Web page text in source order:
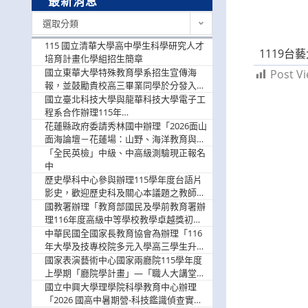
1119台
Post
選取分類
115 國立清華大學高中學生科學研究人才
培育計畫化學組招生簡章
國立東華大學特殊教育學系招生宣傳海
報，並鼓勵貴校高三畢業同學於分發入學
階段踴躍選填。
國立臺北科技大學與龍華科技大學電子工
程系合作辦理115年
「115.08.10~08.12「AI賦能應用於智慧半
導體研習營」，歡迎學生踴躍報名參加
花蓮縣政府委請秀林國中辦理「2026面山
面海論壇－花蓮場：山野、海洋教育與戶
外安全實務課程」，歡迎踴躍報名參加
「全民英檢」中級、中高級測驗現正報名
中
歷史學科中心參與辦理115學年度台語片
影史，歡迎歷史科及關心本議題之教師踴
躍報名參加
國教署辦理「教育部國民及學前教育署辦
理116年度高級中等學校教學卓越獎初選
實施計畫」，鼓勵教師踴躍報名
中華民國全國家長教育協會為辦理「116
年大學及技專校院多元入學高三學生升學
輔導家長說明會」
國家表演藝術中心國家兩廳院115學年度
上學期「廳院學計畫」—「職人大講堂」
及「一日體驗課程」，鼓勵踴躍報名參
與。
國立中興大學理學院科學教育中心辦理
「2026 國高中暑期營-科技鑑識偵查實戰